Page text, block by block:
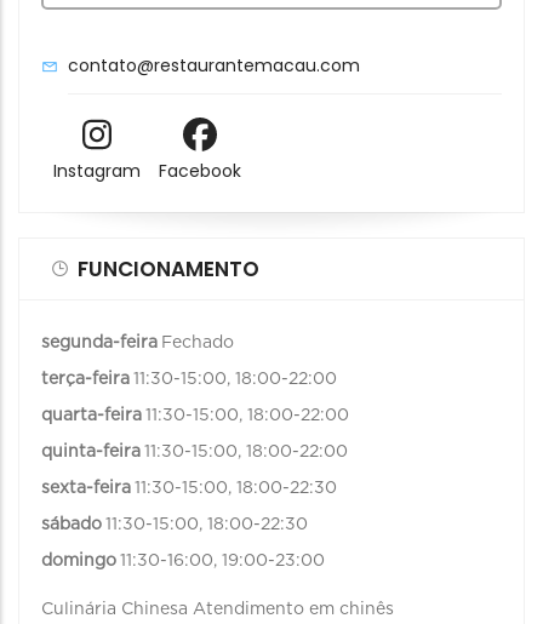
contato@restaurantemacau.com
Instagram Facebook
FUNCIONAMENTO
segunda-feira Fechado
terça-feira 11:30-15:00, 18:00-22:00
quarta-feira 11:30-15:00, 18:00-22:00
quinta-feira 11:30-15:00, 18:00-22:00
sexta-feira 11:30-15:00, 18:00-22:30
sábado 11:30-15:00, 18:00-22:30
domingo 11:30-16:00, 19:00-23:00
Culinária Chinesa Atendimento em chinês